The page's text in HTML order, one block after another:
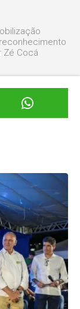
Zé Cocá